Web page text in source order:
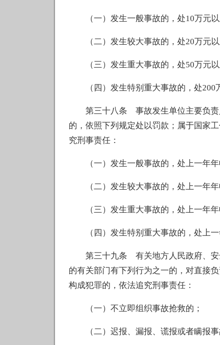
（一）发生一般事故的，处10万元以
（二）发生较大事故的，处20万元以
（三）发生重大事故的，处50万元以
（四）发生特别重大事故的，处200
第三十八条 事故发生单位主要负责
的，依照下列规定处以罚款；属于国家
究刑事责任：
（一）发生一般事故的，处上一年年
（二）发生较大事故的，处上一年年
（三）发生重大事故的，处上一年年
（四）发生特别重大事故的，处上一
第三十九条 有关地方人民政府、安
的有关部门有下列行为之一的，对直接
构成犯罪的，依法追究刑事责任：
（一）不立即组织事故抢救的；
（二）迟报、漏报、谎报或者瞒报事